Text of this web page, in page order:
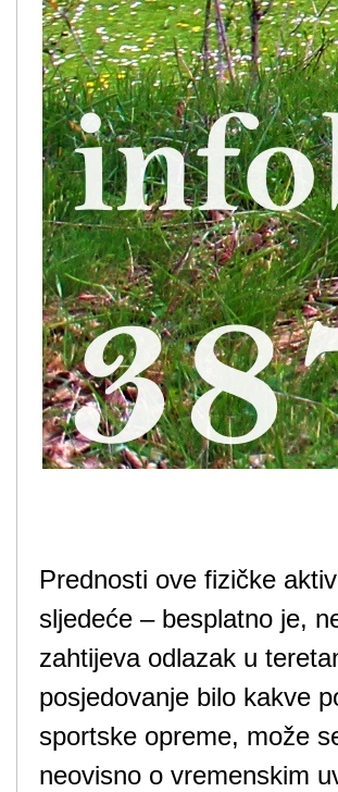
Prednosti ove fizičke
sljedeće – besplatno je,
zahtijeva odlazak u
posjedovanje bilo kakve
sportske opreme, može
neovisno o vremenskim